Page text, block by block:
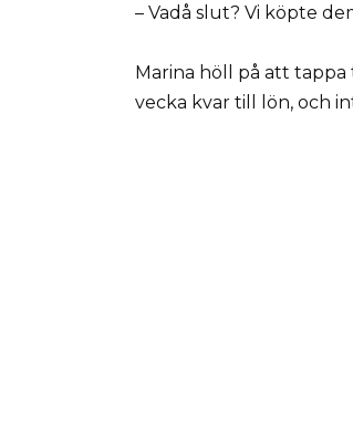
– Vadå slut? Vi köpte
Marina höll på att
vecka kvar till lön, och